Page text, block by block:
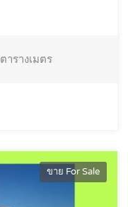
ตารางเมตร
ขาย For Sale